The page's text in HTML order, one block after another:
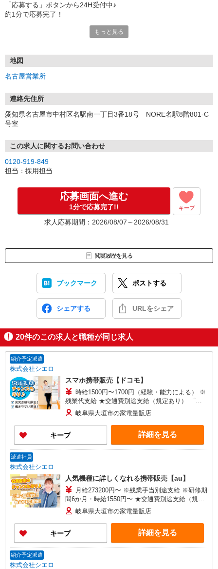
「応募する」ボタンから24H受付中♪
約1分で応募完了！
①応募から3営業日を目安に、メールorお電話でご連絡します。
★スマホでWEB面接（LINEなど）・出張面接・事務所面接と選べま
す
③面接実施（履歴書不要）
④勤務開始（スタート日は応相談）
お気軽にご応募ください♪
もっと見る
地図
名古屋営業所
連絡先住所
愛知県名古屋市中村区名駅南一丁目3番18号 NORE名駅8階801-C
号室
この求人に関するお問い合わせ
0120-919-849
担当：採用担当
応募画面へ進む
1分で応募完了!! キープ
求人応募期間：2026/08/07～2026/08/31
閲覧履歴を見る
ブックマーク ポストする
シェアする URLをシェア
20件のこの求人と職種が同じ求人
紹介予定派遣
株式会社シエロ
スマホ携帯販売【ドコモ】
時給1500円〜1700円（経験・能力による） ※
残業代支給 ★交通費別途支給（規定あり） ゜
+゜・。○。・゜+゜・。○。・゜+゜ 入社祝い金10
万円支給(規定有) お友達を紹介頂くと, インセンテ
ィブ支給(規定有) ★月2回払い・週払い可能（規程
有）★ ゜・。○。・゜+゜・。○。・゜+゜
岐阜県大垣市の家電量販店
キープ 詳細を見る
派遣社員
株式会社シエロ
人気機種に詳しくなれる携帯販売【au】
月給273200円〜 ※残業手当別途支給 ※研修期
間6か月・時給1550円〜 ★交通費別途支給（規定
あり） ゜+゜・。○。・゜+゜・。○。・゜+゜ 入
社祝い金10万円支給(規定有) お友達を紹介頂くと,
インセンティブ支給(規定有) ゜・。○。・゜
+゜・。○。・゜+゜
岐阜県大垣市の家電量販店
キープ 詳細を見る
紹介予定派遣
株式会社シエロ